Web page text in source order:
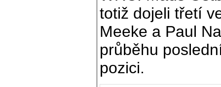
totiž dojeli třetí
Meeke a Paul
průběhu
pozici.